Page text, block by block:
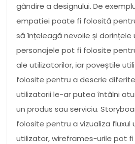
gândire a designului. De
empatiei poate fi folosită
să înțeleagă nevoile și dorințele
personajele pot fi folosite
ale utilizatorilor, iar poveștile
folosite pentru a descrie
utilizatorii le-ar putea întâlni
un produs sau serviciu.
folosite pentru a vizualiza fluxul
utilizator, wireframes-urile pot